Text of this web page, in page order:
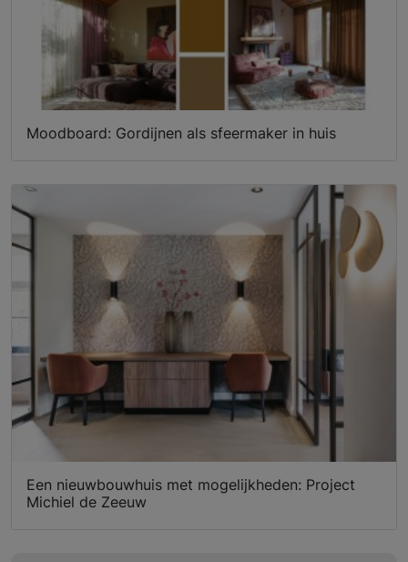
Moodboard: Gordijnen als sfeermaker in huis
Een nieuwbouwhuis met mogelijkheden: Project
Michiel de Zeeuw